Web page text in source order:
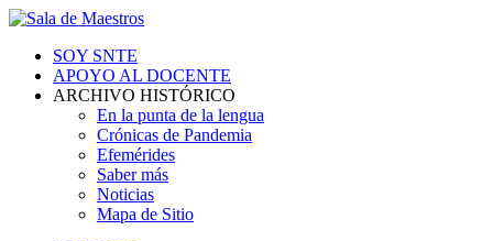
SOY SNTE
APOYO AL DOCENTE
ARCHIVO HISTÓRICO
En la punta de la lengua
Crónicas de Pandemia
Efemérides
Saber más
Noticias
Mapa de Sitio